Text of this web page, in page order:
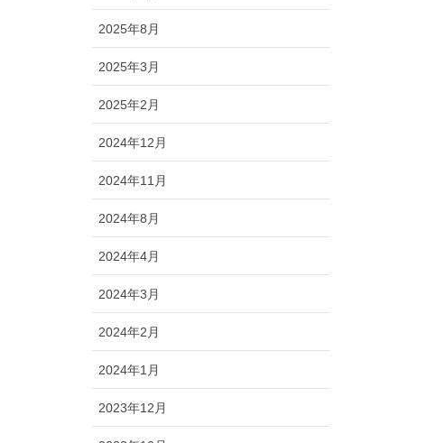
2025年8月
2025年3月
2025年2月
2024年12月
2024年11月
2024年8月
2024年4月
2024年3月
2024年2月
2024年1月
2023年12月